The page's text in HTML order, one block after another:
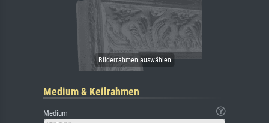
Medium & Keilrahmen
Medium